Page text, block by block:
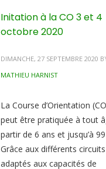
Initation à la CO 3 et 4
octobre 2020
DIMANCHE, 27 SEPTEMBRE 2020
MATHIEU HARNIST
La Course d’Orientation
peut être pratiquée à tout
partir de 6 ans et jusqu’à
Grâce aux différents circuits
adaptés aux capacités de